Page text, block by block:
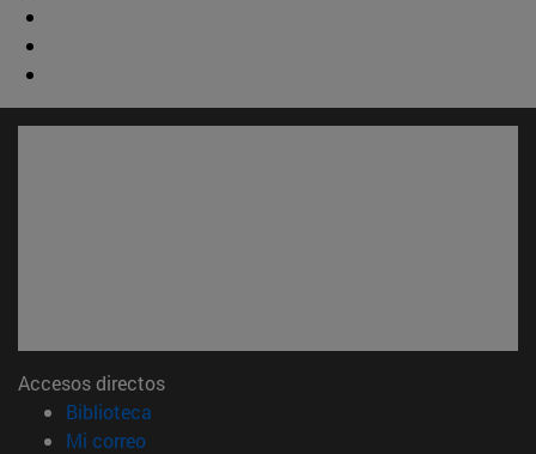
Accesos directos
Biblioteca
Mi correo(abre en nueva ventana)